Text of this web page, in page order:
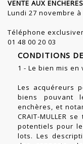
VENTE AUX ENCHERES
Lundi 27 novembre à
Téléphone
01 48 00 20 03
CONDITIONS
1 - Le bien mis en
Les acquéreurs
biens pouvant
enchères, et
CRAIT-MULLER
potentiels pour
lots. Les